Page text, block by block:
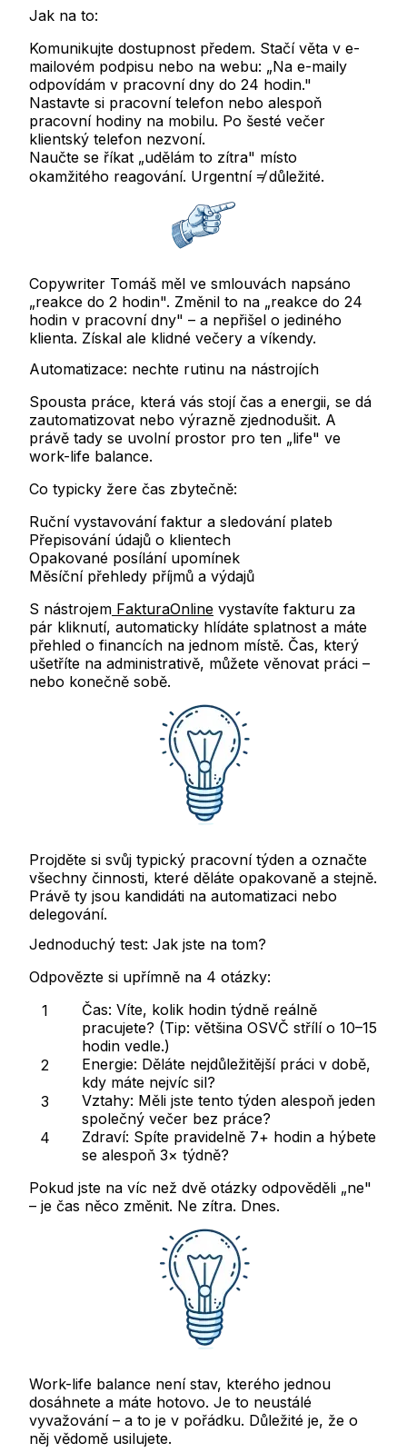
Jak na to:
Komunikujte dostupnost předem. Stačí věta v e-
mailovém podpisu nebo na webu: „Na e-maily
odpovídám v pracovní dny do 24 hodin."
Nastavte si pracovní telefon nebo alespoň
pracovní hodiny na mobilu. Po šesté večer
klientský telefon nezvoní.
Naučte se říkat „udělám to zítra" místo
okamžitého reagování. Urgentní ≠ důležité.
Copywriter Tomáš měl ve smlouvách napsáno
„reakce do 2 hodin". Změnil to na „reakce do 24
hodin v pracovní dny" – a nepřišel o jediného
klienta. Získal ale klidné večery a víkendy.
Automatizace: nechte rutinu na nástrojích
Spousta práce, která vás stojí čas a energii, se dá
zautomatizovat nebo výrazně zjednodušit. A
právě tady se uvolní prostor pro ten „life" ve
work-life balance.
Co typicky žere čas zbytečně:
Ruční vystavování faktur a sledování plateb
Přepisování údajů o klientech
Opakované posílání upomínek
Měsíční přehledy příjmů a výdajů
S nástrojem FakturaOnline vystavíte fakturu za
pár kliknutí, automaticky hlídáte splatnost a máte
přehled o financích na jednom místě. Čas, který
ušetříte na administrativě, můžete věnovat práci –
nebo konečně sobě.
Projděte si svůj typický pracovní týden a označte
všechny činnosti, které děláte opakovaně a stejně.
Právě ty jsou kandidáti na automatizaci nebo
delegování.
Jednoduchý test: Jak jste na tom?
Odpovězte si upřímně na 4 otázky:
Čas: Víte, kolik hodin týdně reálně
pracujete? (Tip: většina OSVČ střílí o 10–15
hodin vedle.)
Energie: Děláte nejdůležitější práci v době,
kdy máte nejvíc sil?
Vztahy: Měli jste tento týden alespoň jeden
společný večer bez práce?
Zdraví: Spíte pravidelně 7+ hodin a hýbete
se alespoň 3× týdně?
Pokud jste na víc než dvě otázky odpověděli „ne"
– je čas něco změnit. Ne zítra. Dnes.
Work-life balance není stav, kterého jednou
dosáhnete a máte hotovo. Je to neustálé
vyvažování – a to je v pořádku. Důležité je, že o
něj vědomě usilujete.